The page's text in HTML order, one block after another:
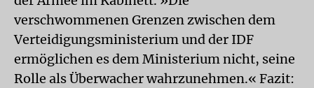
verschwommenen Grenzen zwischen dem
Verteidigungsministerium und der IDF
ermöglichen es dem Ministerium nicht, seine
Rolle als Überwacher wahrzunehmen.« Fazit: